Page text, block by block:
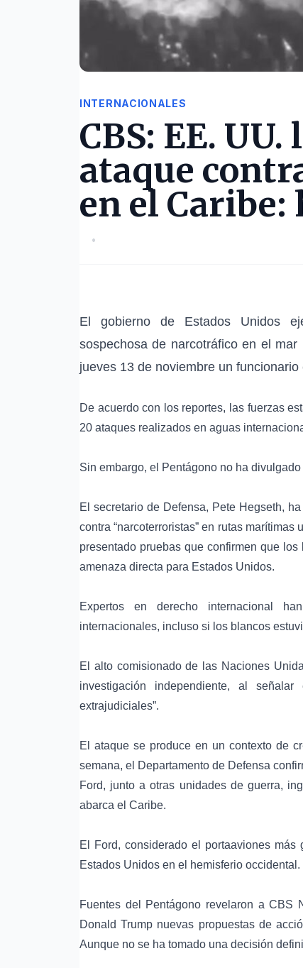
INTERNACIONALES
CBS: EE.
ataque
en el
•
El gobierno de Estados Unidos
sospechosa de narcotráfico en el mar
jueves 13 de noviembre un funcionario
De acuerdo con los reportes, las fuerzas
20 ataques realizados en aguas
Sin embargo, el Pentágono no ha
El secretario de Defensa, Pete Hegseth,
contra “narcoterroristas” en rutas marítimas
presentado pruebas que confirmen que
amenaza directa para Estados Unidos.
Expertos enderecho internacional
internacionales, incluso si los blancos
El alto comisionado de las Naciones
investigación independiente, al
extrajudiciales”.
El ataque se produce en un contexto de
semana, el Departamento de Defensa
Ford, junto a otras unidades de guerra,
abarca el Caribe.
El Ford, considerado el portaaviones
Estados Unidos en el hemisferio occidental.
Fuentes del Pentágono revelaron a CBS
Donald Trump nuevas propuestas de
Aunque no se ha tomado una decisión